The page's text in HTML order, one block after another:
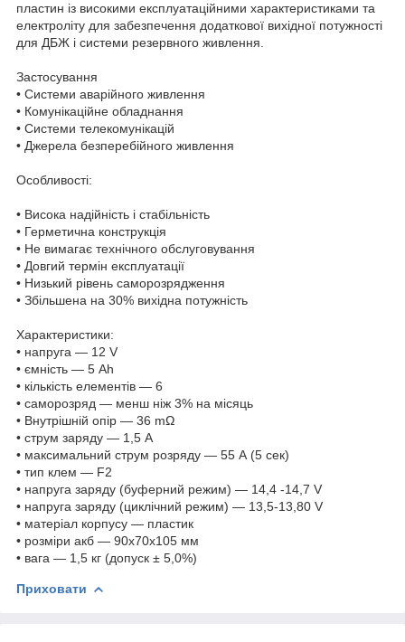
пластин із високими експлуатаційними характеристиками та
електроліту для забезпечення додаткової вихідної потужності
для ДБЖ і системи резервного живлення.
Застосування
• Системи аварійного живлення
• Комунікаційне обладнання
• Системи телекомунікацій
• Джерела безперебійного живлення
Особливості:
• Висока надійність і стабільність
• Герметична конструкція
• Не вимагає технічного обслуговування
• Довгий термін експлуатації
• Низький рівень саморозрядження
• Збільшена на 30% вихідна потужність
Характеристики:
• напруга — 12 V
• ємність — 5 Ah
• кількість елементів — 6
• саморозряд — менш ніж 3% на місяць
• Внутрішній опір — 36 mΩ
• струм заряду — 1,5 А
• максимальний струм розряду — 55 А (5 сек)
• тип клем — F2
• напруга заряду (буферний режим) — 14,4 -14,7 V
• напруга заряду (циклічний режим) — 13,5-13,80 V
• матеріал корпусу — пластик
• розміри акб — 90x70x105 мм
• вага — 1,5 кг (допуск ± 5,0%)
Приховати